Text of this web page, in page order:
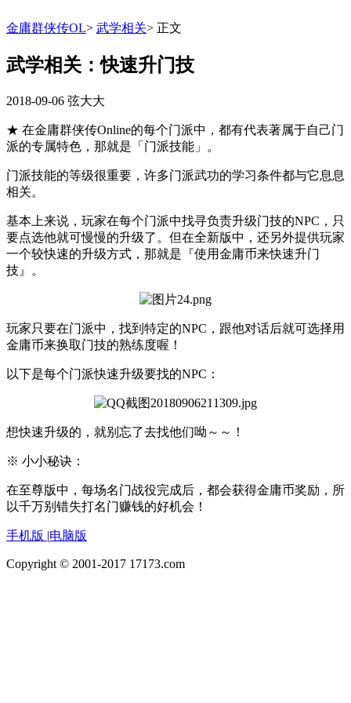
金庸群侠传OL> 武学相关> 正文
武学相关：快速升门技
2018-09-06 弦大大
★ 在金庸群侠传Online的每个门派中，都有代表著属于自己门
派的专属特色，那就是「门派技能」。
门派技能的等级很重要，许多门派武功的学习条件都与它息息
相关。
基本上来说，玩家在每个门派中找寻负责升级门技的NPC，只
要点选他就可慢慢的升级了。但在全新版中，还另外提供玩家
一个较快速的升级方式，那就是『使用金庸币来快速升门
技』。
玩家只要在门派中，找到特定的NPC，跟他对话后就可选择用
金庸币来换取门技的熟练度喔！
以下是每个门派快速升级要找的NPC：
想快速升级的，就别忘了去找他们呦～～！
※ 小小秘诀：
在至尊版中，每场名门战役完成后，都会获得金庸币奖励，所
以千万别错失打名门赚钱的好机会！
手机版 |电脑版
Copyright © 2001-2017 17173.com